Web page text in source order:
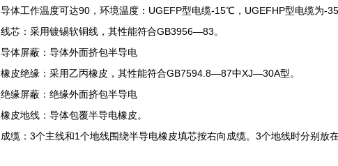
导体工作温度可达90，环境温度：UGEFP型电缆-15℃，UGEFHP型电缆为-
线芯：采用镀锡软铜线，其性能符合GB3956—83。
导体屏蔽：导体外面挤包半导电
橡皮绝缘：采用乙丙橡皮，其性能符合GB7594.8—87中XJ—30A型。
绝缘屏蔽：绝缘外面挤包半导电
橡皮地线：导体包覆半导电橡皮。
成缆：3个主线和1个地线围绕半导电橡皮填芯按右向成缆。3个地线时分别放